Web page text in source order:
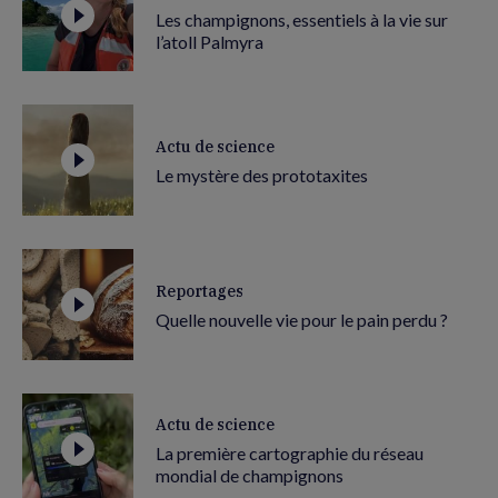
Les champignons, essentiels à la vie sur
l’atoll Palmyra
Actu de science
Le mystère des prototaxites
Reportages
Quelle nouvelle vie pour le pain perdu ?
Actu de science
La première cartographie du réseau
mondial de champignons